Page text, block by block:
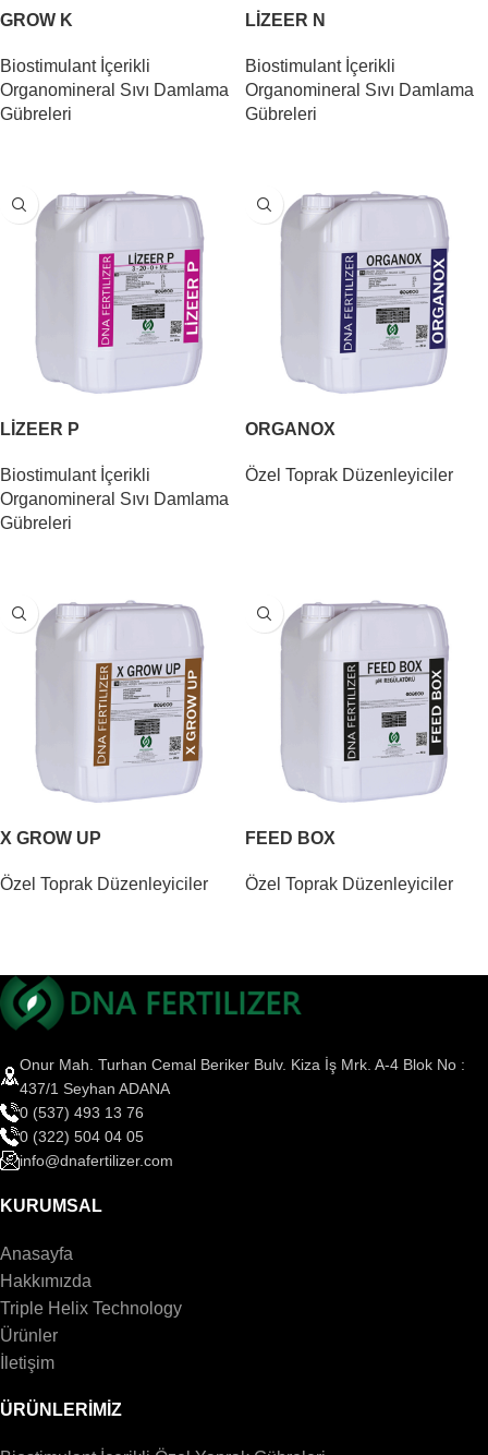
GROW K
Biostimulant İçerikli
Organomineral Sıvı Damlama
Gübreleri
LİZEER N
Biostimulant İçerikli
Organomineral Sıvı Damlama
Gübreleri
LİZEER P
Biostimulant İçerikli
Organomineral Sıvı Damlama
Gübreleri
ORGANOX
Özel Toprak Düzenleyiciler
X GROW UP
Özel Toprak Düzenleyiciler
FEED BOX
Özel Toprak Düzenleyiciler
Onur Mah. Turhan Cemal Beriker Bulv. Kiza İş Mrk. A-4 Blok No :
437/1 Seyhan ADANA
0 (537) 493 13 76
0 (322) 504 04 05
info@dnafertilizer.com
KURUMSAL
Anasayfa
Hakkımızda
Triple Helix Technology
Ürünler
İletişim
ÜRÜNLERİMİZ